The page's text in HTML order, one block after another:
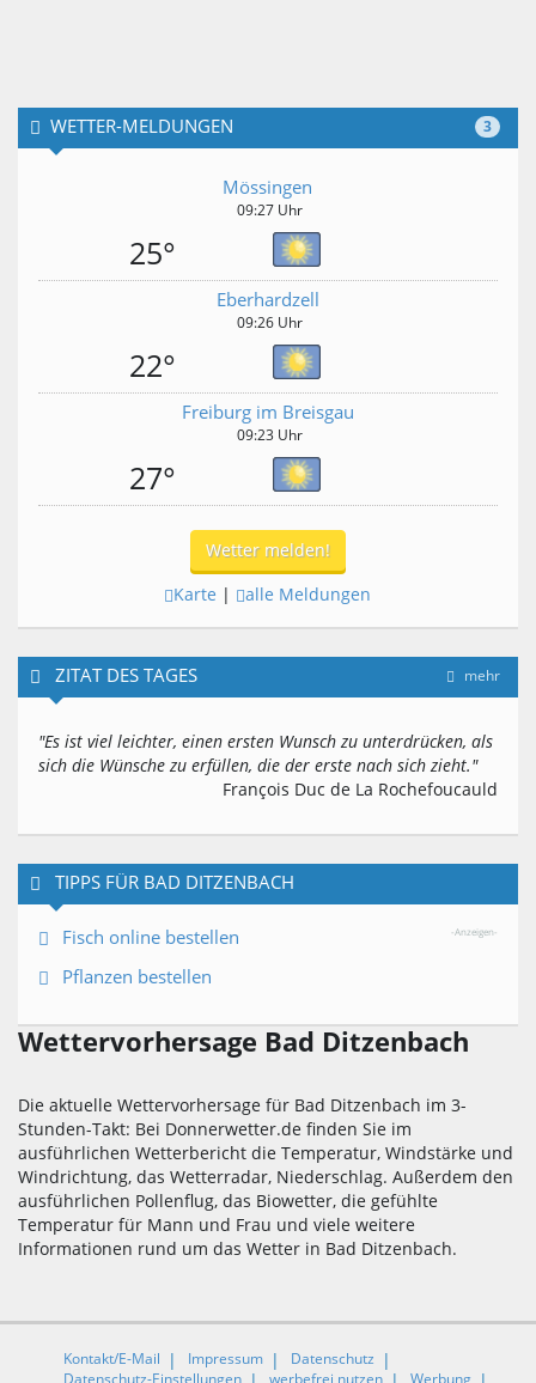
3
WETTER-MELDUNGEN
Mössingen
09:27 Uhr
25°
Eberhardzell
09:26 Uhr
22°
Freiburg im Breisgau
09:23 Uhr
27°
Wetter melden!
Karte | alle Meldungen
mehr
ZITAT DES TAGES
"Es ist viel leichter, einen ersten Wunsch zu unterdrücken, als
sich die Wünsche zu erfüllen, die der erste nach sich zieht."
François Duc de La Rochefoucauld
TIPPS FÜR BAD DITZENBACH
-Anzeigen-
Fisch online bestellen
Pflanzen bestellen
Wettervorhersage Bad Ditzenbach
Die aktuelle Wettervorhersage für Bad Ditzenbach im 3-
Stunden-Takt: Bei Donnerwetter.de finden Sie im
ausführlichen Wetterbericht die Temperatur, Windstärke und
Windrichtung, das Wetterradar, Niederschlag. Außerdem den
ausführlichen Pollenflug, das Biowetter, die gefühlte
Temperatur für Mann und Frau und viele weitere
Informationen rund um das Wetter in Bad Ditzenbach.
Kontakt/E-Mail Impressum
Datenschutz